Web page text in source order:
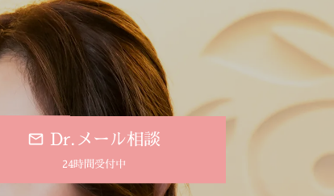
Dr.メール相談
24時間受付中